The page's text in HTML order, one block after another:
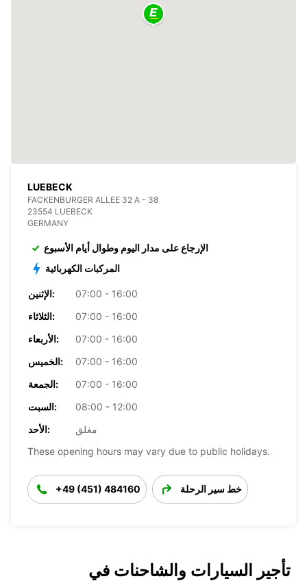
LUEBECK
FACKENBURGER ALLEE 32 A - 38
23554 LUEBECK
GERMANY
الإرجاع على مدار اليوم وطوال أيام الأسبوع
المركبات الكهربائية
الإثنين:
07:00 - 16:00
الثلاثاء:
07:00 - 16:00
الأربعاء:
07:00 - 16:00
الخميس:
07:00 - 16:00
الجمعة:
07:00 - 16:00
السبت:
08:00 - 12:00
الأحد:
مغلق
These opening hours may vary due to public holidays.
+49 (451) 484160 خط سير الرحلة
تأجير السيارات والشاحنات في